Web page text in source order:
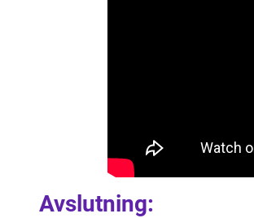
Avslutning: